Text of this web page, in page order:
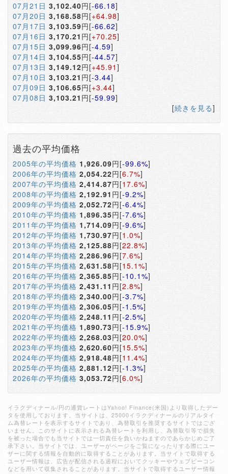
07月21日 3,102.40円[-66.18]
07月20日 3,168.58円[+64.98]
07月17日 3,103.59円[-66.62]
07月16日 3,170.21 円[+70.25]
07月15日 3,099.96円[-4.59]
07月14日 3,104.55円[-44.57]
07月13日 3,149.12円[+45.91 ]
07月10日 3,103.21円[-3.44]
07月09日 3,106.65円[+3.44]
07月08日 3,103.21 円[-59.99]
[続きを見る]
過去の平均価格
2005年の平均価格 1,926.09円[-99.6%]
2006年の平均価格 2,054.22円[6.7%]
2007年の平均価格 2,414.87円[17.6%]
2008年の平均価格 2,192.91 円[-9.2%]
2009年の平均価格 2,052.72円[-6.4%]
2010年の平均価格 1,896.35円[-7.6%]
2011年の平均価格 1,714.09円[-9.6%]
2012年の平均価格 1,730.97円[1.0%]
2013年の平均価格 2,125.88円[22.8%]
2014年の平均価格 2,286.96円[7.6%]
2015年の平均価格 2,631.58円[15.1%]
2016年の平均価格 2,365.85円[-10.1%]
2017年の平均価格 2,431.11 円[2.8%]
2018年の平均価格 2,340.00円[-3.7%]
2019年の平均価格 2,306.05円[-1.5%]
2020年の平均価格 2,248.11 円[-2.5%]
2021年の平均価格 1,890.73円[-15.9%]
2022年の平均価格 2,268.03円[20.0%]
2023年の平均価格 2,620.60円[15.5%]
2024年の平均価格 2,918.48円[11.4%]
2025年の平均価格 2,881.12円[-1.3%]
2026年の平均価格 3,053.72円[6.0%]
イラクディナール/円の通貨レートはYahoo! Finance(米国)より取得したデー
タを使用しております。当サイトは、25000イラクディナールのリアルタイ
ム為替レートを表示するサイトであり、為替取引を推奨するサイトではござ
いません。このサイトに表示される為替レートを利用し、為替取引等で損失
を被った場合でも当サイトでは一切責任を負いかねますのであらかじめご了
承下さい。当サイトでは、ユーザーがページをご覧になったりする際にユー
ザーに関する情報を自動的に取得することがあります。当サイトで取得する
ユーザー情報は、広告が配信される過程においてクッキーやウェブビーコン
などを用いて収集されることがあります。当サイトで取得するユーザー情報